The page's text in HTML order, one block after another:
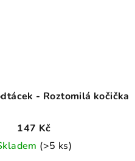
- Roztomilá kočička
147 Kč
(>5 ks)